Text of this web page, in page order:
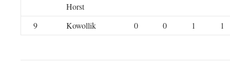
Horst
9 Kowollik 0 0 1 1